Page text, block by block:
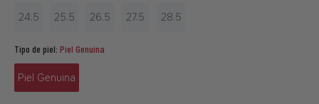
24.5 25.5 26.5 27.5 28.5
Tipo de piel: Piel Genuina
Piel Genuina